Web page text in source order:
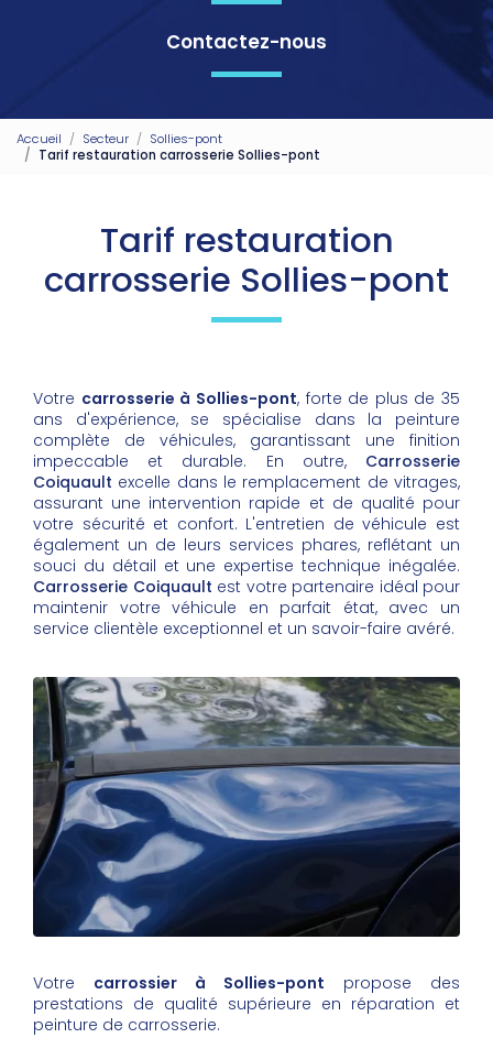
Contactez-nous
Accueil Secteur
Sollies-pont
Tarif restauration carrosserie Sollies-pont
Tarif restauration
carrosserie Sollies-pont
Votre carrosserie à Sollies-pont, forte de plus de 35
ans d'expérience, se spécialise dans la peinture
complète de véhicules, garantissant une finition
impeccable et durable. En outre, Carrosserie
Coiquault excelle dans le remplacement de vitrages,
assurant une intervention rapide et de qualité pour
votre sécurité et confort. L'entretien de véhicule est
également un de leurs services phares, reflétant un
souci du détail et une expertise technique inégalée.
Carrosserie Coiquault est votre partenaire idéal pour
maintenir votre véhicule en parfait état, avec un
service clientèle exceptionnel et un savoir-faire avéré.
Votre carrossier à Sollies-pont propose des
prestations de qualité supérieure en réparation et
peinture de carrosserie.